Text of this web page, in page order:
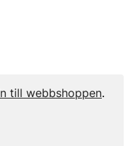
till webbshoppen.